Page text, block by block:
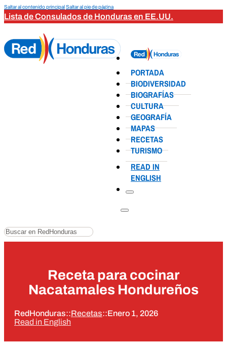
Saltar al contenido principalSaltar al pie de página
Lista de Consulados de Honduras en EE.UU.
PORTADA
BIODIVERSIDAD
BIOGRAFÍAS
CULTURA
GEOGRAFÍA
MAPAS
RECETAS
TURISMO
READ IN
ENGLISH
Buscar
Receta para cocinar
Nacatamales Hondureños
RedHonduras::Recetas::Enero 1, 2026
Read in English